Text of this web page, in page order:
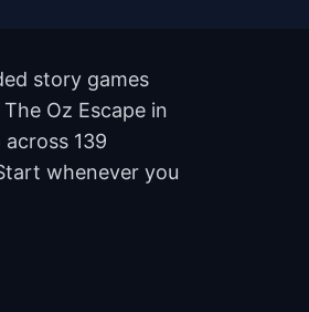
story games
Oz Escape in
139
whenever you